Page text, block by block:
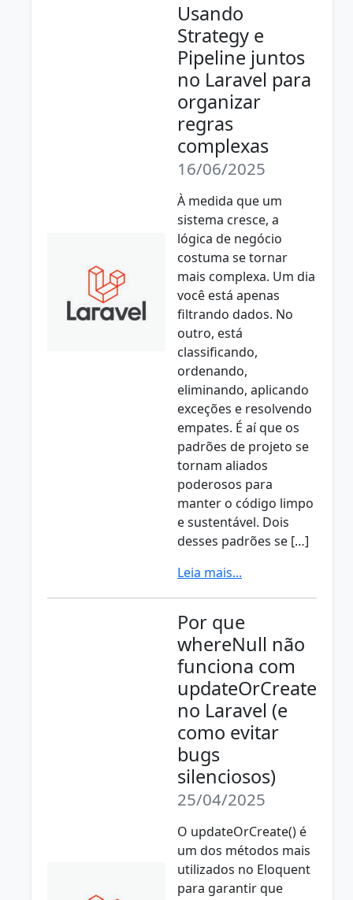
Usando
Strategy e
Pipeline juntos
no Laravel para
organizar
regras
complexas
16/06/2025
À medida que um
sistema cresce, a
lógica de negócio
costuma se tornar
mais complexa. Um dia
você está apenas
filtrando dados. No
outro, está
classificando,
ordenando,
eliminando, aplicando
exceções e resolvendo
empates. É aí que os
padrões de projeto se
tornam aliados
poderosos para
manter o código limpo
e sustentável. Dois
desses padrões se […]
Leia mais...
Por que
whereNull não
funciona com
updateOrCreate
no Laravel (e
como evitar
bugs
silenciosos)
25/04/2025
O updateOrCreate() é
um dos métodos mais
utilizados no Eloquent
para garantir que